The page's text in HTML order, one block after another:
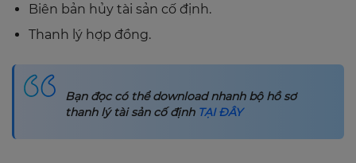
Biên bản hủy tài sản cố định.
Thanh lý hợp đồng.
Bạn đọc có thể download nhanh bộ hồ sơ
thanh lý tài sản cố định TẠI ĐÂY